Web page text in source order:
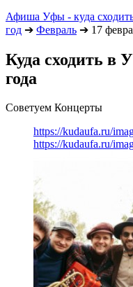
Афиша Уфы - куда
год ➔ Февраль ➔ 17
Куда сходить в
года
Советуем Концерты
https://kudaufa.ru/
https://kudaufa.ru/